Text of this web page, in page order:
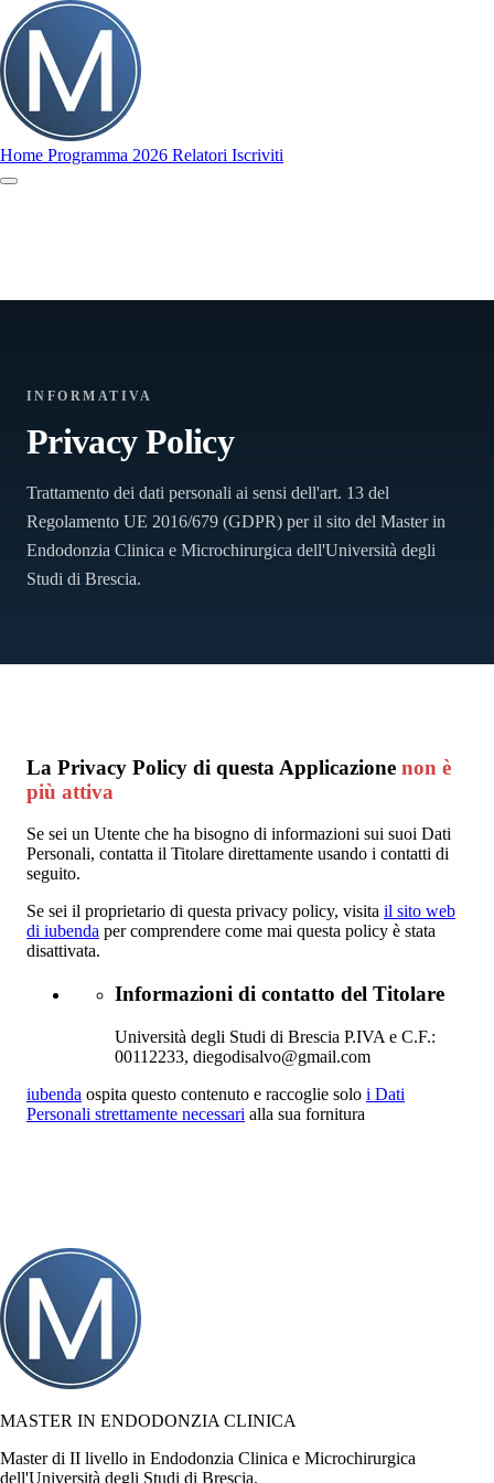
Home Programma 2026 Relatori Iscriviti
INFORMATIVA
Privacy Policy
Trattamento dei dati personali ai sensi dell'art. 13 del
Regolamento UE 2016/679 (GDPR) per il sito del Master in
Endodonzia Clinica e Microchirurgica dell'Università degli
Studi di Brescia.
La Privacy Policy di questa Applicazione non è
più attiva
Se sei un Utente che ha bisogno di informazioni sui suoi Dati
Personali, contatta il Titolare direttamente usando i contatti di
seguito.
Se sei il proprietario di questa privacy policy, visita il sito web
di iubenda per comprendere come mai questa policy è stata
disattivata.
Informazioni di contatto del Titolare
Università degli Studi di Brescia P.IVA e C.F.:
00112233, diegodisalvo@gmail.com
iubenda ospita questo contenuto e raccoglie solo i Dati
Personali strettamente necessari alla sua fornitura
MASTER IN ENDODONZIA CLINICA
Master di II livello in Endodonzia Clinica e Microchirurgica
dell'Università degli Studi di Brescia.